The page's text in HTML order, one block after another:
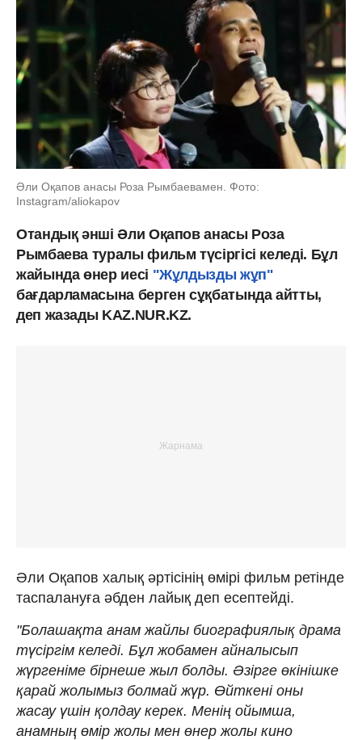
Әли Оқапов анасы Роза Рымбаевамен. Фото:
Instagram/aliokapov
Отандық әнші Әли Оқапов анасы Роза
Рымбаева туралы фильм түсіргісі келеді. Бұл
жайында өнер иесі "Жұлдызды жұп"
бағдарламасына берген сұқбатында айтты,
деп жазады KAZ.NUR.KZ.
Әли Оқапов халық әртісінің өмірі фильм ретінде
таспалануға әбден лайық деп есептейді.
"Болашақта анам жайлы биографиялық драма
түсіргім келеді. Бұл жобамен айналысып
жүргеніме бірнеше жыл болды. Әзірге өкінішке
қарай жолымыз болмай жүр. Өйткені оны
жасау үшін қолдау керек. Менің ойымша,
анамның өмір жолы мен өнер жолы кино